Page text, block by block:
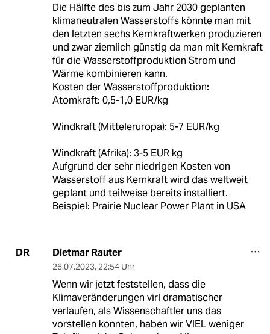
Die Hälfte des bis zum Jahr 2030 geplanten
klimaneutralen Wasserstoffs könnte man mit
den letzten sechs Kernkraftwerken produzieren
und zwar ziemlich günstig da man mit Kernkraft
für die Wasserstoffproduktion Strom und
Wärme kombinieren kann.
Kosten der Wasserstoffproduktion:
Atomkraft: 0,5-1,0 EUR/kg
Windkraft (Mitteleruropa): 5-7 EUR/kg
Windkraft (Afrika): 3-5 EUR kg
Aufgrund der sehr niedrigen Kosten von
Wasserstoff aus Kernkraft wird das weltweit
geplant und teilweise bereits installiert.
Beispiel: Prairie Nuclear Power Plant in USA
DR Dietmar Rauter
26.07.2023, 22:54 Uhr
Wenn wir jetzt feststellen, dass die
Klimaveränderungen virl dramatischer
verlaufen, als Wissenschaftler uns das
vorstellen konnten, haben wir VIEL weniger